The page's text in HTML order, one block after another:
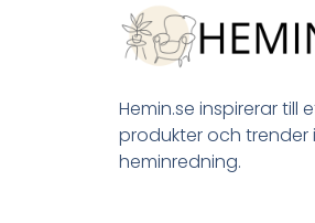
Hemin.se inspirerar till
produkter och trender
heminredning.